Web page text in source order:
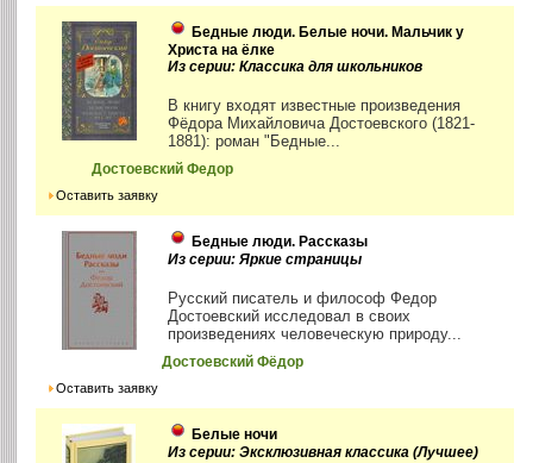
Бедные люди. Белые ночи. Мальчик у
Христа на ёлке
Из серии: Классика для школьников
В книгу входят известные произведения
Фёдора Михайловича Достоевского (1821-
1881): роман "Бедные...
Достоевский Федор
Оставить заявку
Бедные люди. Рассказы
Из серии: Яркие страницы
Русский писатель и философ Федор
Достоевский исследовал в своих
произведениях человеческую природу...
Достоевский Фёдор
Оставить заявку
Белые ночи
Из серии: Эксклюзивная классика (Лучшее)